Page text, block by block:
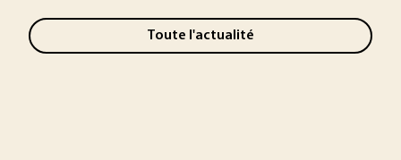
Toute l'actualité